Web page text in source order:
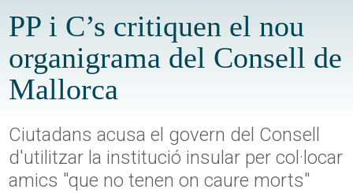
PP i C’s critiquen el nou
organigrama del Consell de
Mallorca
Ciutadans acusa el govern del Consell
d'utilitzar la institució insular per col·locar
amics "que no tenen on caure morts"